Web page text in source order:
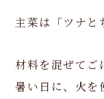
主菜は「ツナと
材料を混ぜてご
暑い日に、火を